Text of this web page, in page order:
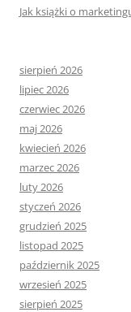
Jak książki o
sierpień 2026
lipiec 2026
czerwiec 2026
maj 2026
kwiecień 2026
marzec 2026
luty 2026
styczeń 2026
grudzień 2025
listopad 2025
październik 2025
wrzesień 2025
sierpień 2025